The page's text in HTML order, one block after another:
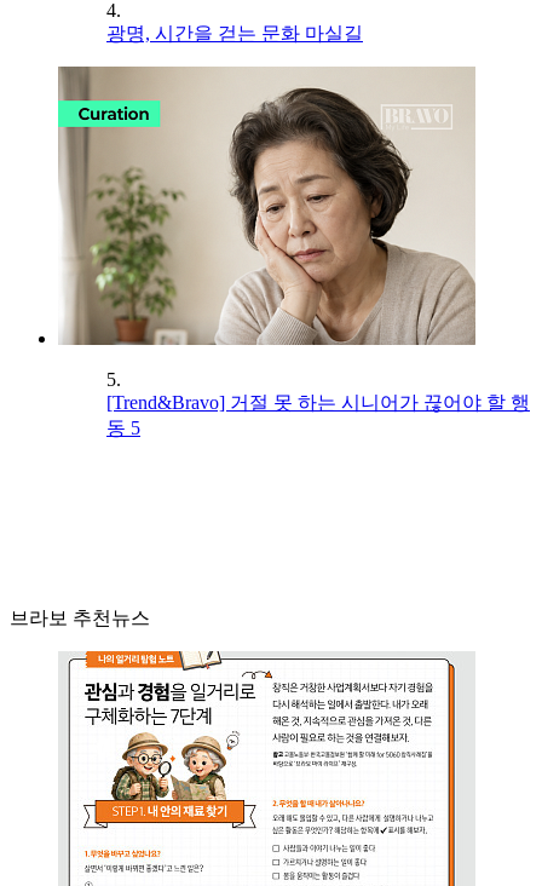
4.
광명, 시간을 걷는 문화 마실길
5.
[Trend&Bravo] 거절 못 하는 시니어가 끊어야 할 행
동 5
브라보 추천뉴스